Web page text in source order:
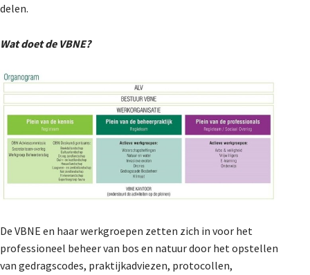
delen.
Wat doet de VBNE?
De VBNE en haar werkgroepen zetten zich in voor het
professioneel beheer van bos en natuur door het opstellen
van gedragscodes, praktijkadviezen, protocollen,